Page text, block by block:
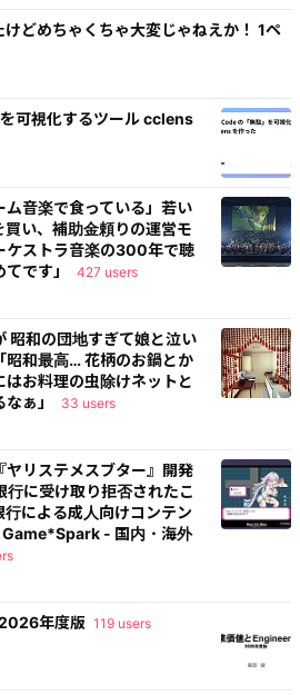
どめちゃくちゃ大変じゃねえか！ 1ペ
可視化するツール cclens
ム音楽で食っている」若い
い、補助金頼りの運営モ
ケストラ音楽の300年で聴
です」
427 users
昭和の団地すぎて娘と泣い
和最高… 花柄のお鍋とか
お料理の虫除けネットと
ぁ」
33 users
リステメスブター』開発
に受け取り拒否されたこ
による成人向けコンテン
Game*Spark - 国内・海外
年度版 119 users